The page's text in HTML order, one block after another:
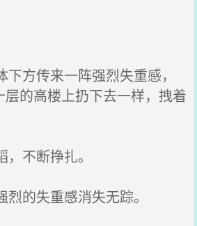
方传来一阵强烈失重感，
的高楼上扔下去一样，拽着
不断挣扎。
的失重感消失无踪。